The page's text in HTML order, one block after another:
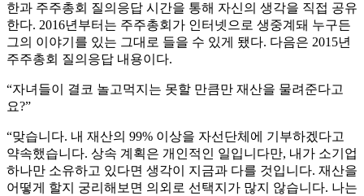
한과 주주총회 질의응답 시간을 통해 자신의 생각을 직접 공유
한다. 2016년부터는 주주총회가 인터넷으로 생중계돼 누구든
그의 이야기를 있는 그대로 들을 수 있게 됐다. 다음은 2015년
주주총회 질의응답 내용이다.
“자녀들이 결코 놀고먹지는 못할 만큼만 재산을 물려준다고
요?”
“맞습니다. 내 재산의 99% 이상을 자선단체에 기부하겠다고
약속했습니다. 상속 계획은 개인적인 일입니다만, 내가 소기업
하나만 소유하고 있다면 생각이 지금과 다를 것입니다. 재산을
어떻게 할지 궁리해보면 의외로 선택지가 많지 않습니다. 나는